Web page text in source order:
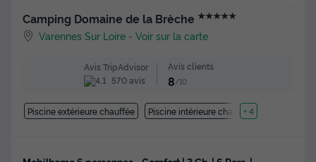
Camping Domaine de la Brèche ★★★★★
Varennes Sur Loire -Voir sur la carte
Avis TripAdvisor
570 avis
Avis clients
8/10
Piscine extérieure chauffée Piscine intérieure chauffée
+ 4